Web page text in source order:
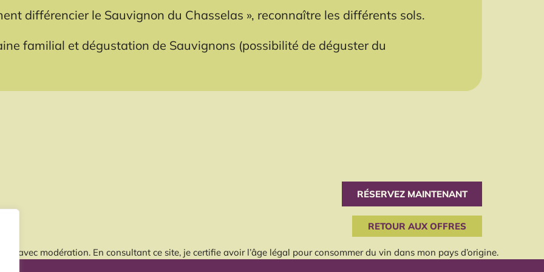
différencier le Sauvignon du Chasselas », reconnaître les différents sols.
familial et dégustation de Sauvignons (possibilité de déguster du
RÉSERVEZ MAINTENANT
RETOUR AUX OFFRES
avec modération. En consultant ce site, je certifie avoir l’âge légal pour consommer du vin dans mon pays d’origine.